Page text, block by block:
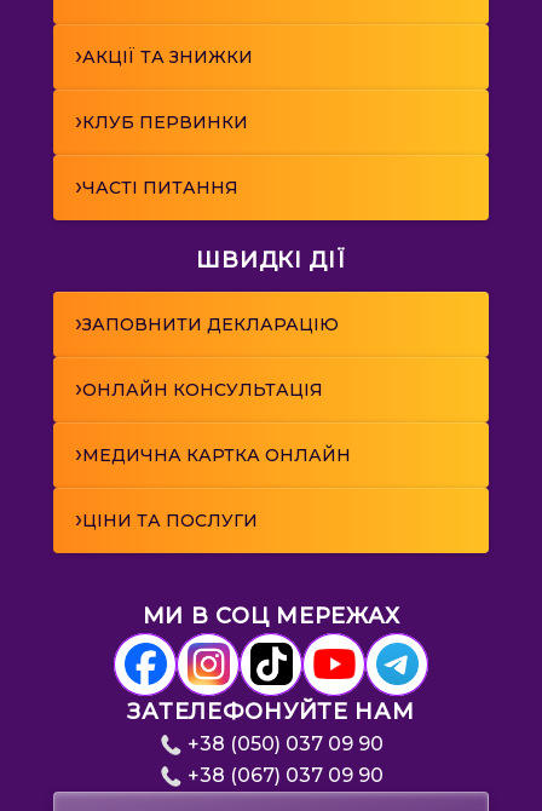
›АКЦІЇ ТА ЗНИЖКИ
›КЛУБ ПЕРВИНКИ
›ЧАСТІ ПИТАННЯ
ШВИДКІ ДІЇ
›ЗАПОВНИТИ ДЕКЛАРАЦІЮ
›ОНЛАЙН КОНСУЛЬТАЦІЯ
›МЕДИЧНА КАРТКА ОНЛАЙН
›ЦІНИ ТА ПОСЛУГИ
МИ В СОЦ МЕРЕЖАХ
ЗАТЕЛЕФОНУЙТЕ НАМ
+38 (050) 037 09 90
+38 (067) 037 09 90